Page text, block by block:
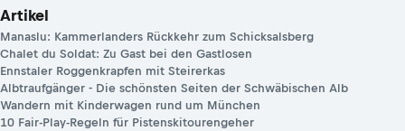
Artikel
Manaslu: Kammerlanders Rückkehr zum Schicksalsberg
Chalet du Soldat: Zu Gast bei den Gastlosen
Ennstaler Roggenkrapfen mit Steirerkas
Albtraufgänger - Die schönsten Seiten der Schwäbischen Alb
Wandern mit Kinderwagen rund um München
10 Fair-Play-Regeln für Pistenskitourengeher